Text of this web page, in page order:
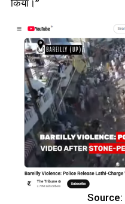
किया।”
Source: